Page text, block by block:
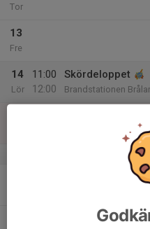
Tor
13
Fre
14
Lör
11:00
12:00
Skördeloppet
Brandstationen